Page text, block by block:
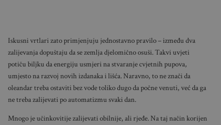
Iskusni vrtlari zato primjenjuju jednostavno pravilo – između dva
zalijevanja dopuštaju da se zemlja djelomično osuši. Takvi uvjeti
potiču biljku da energiju usmjeri na stvaranje cvjetnih pupova,
umjesto na razvoj novih izdanaka i lišća. Naravno, to ne znači da
oleandar treba ostaviti bez vode toliko dugo da počne venuti, već da ga
ne treba zalijevati po automatizmu svaki dan.
Mnogo je učinkovitije zalijevati obilnije, ali rjeđe. Na taj način korijen